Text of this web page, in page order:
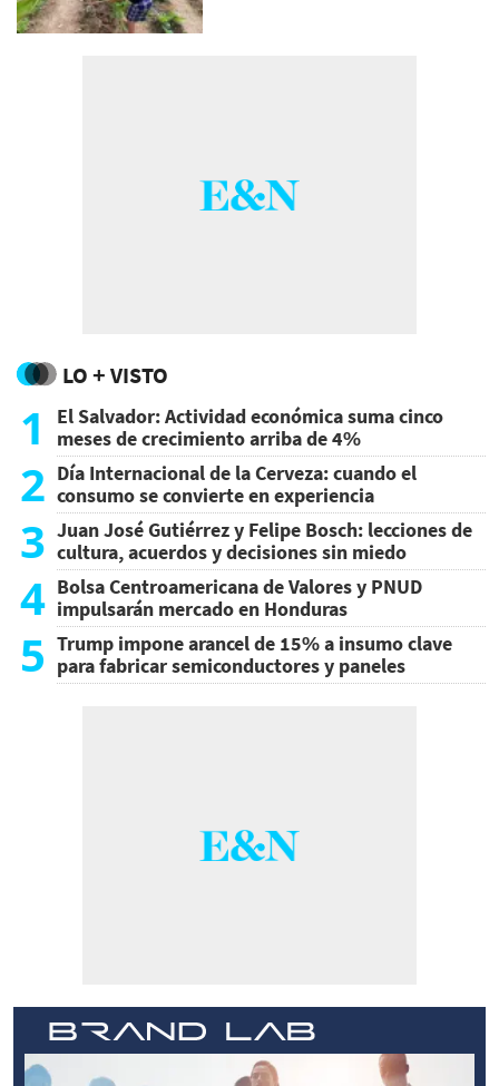
LO + VISTO
1
El Salvador: Actividad económica suma cinco
meses de crecimiento arriba de 4%
2 Día Internacional de la Cerveza: cuando el
consumo se convierte en experiencia
3 Juan José Gutiérrez y Felipe Bosch: lecciones de
cultura, acuerdos y decisiones sin miedo
4 Bolsa Centroamericana de Valores y PNUD
impulsarán mercado en Honduras
5 Trump impone arancel de 15% a insumo clave
para fabricar semiconductores y paneles